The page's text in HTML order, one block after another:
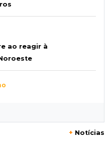
ao reagir à
com gol de falta
+ Notícias